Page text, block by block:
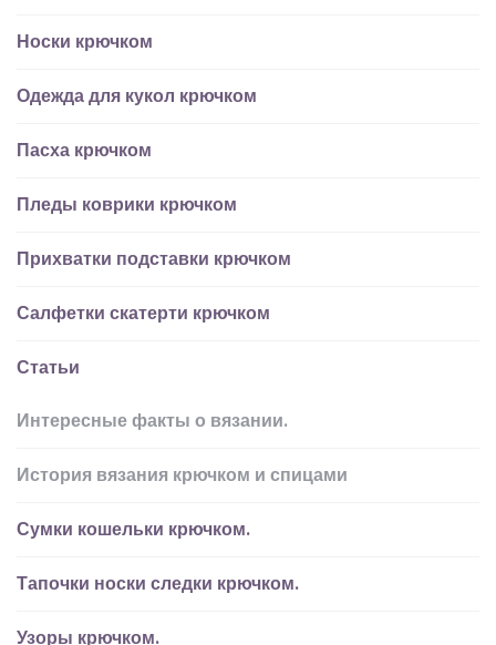
Носки крючком
Одежда для кукол крючком
Пасха крючком
Пледы коврики крючком
Прихватки подставки крючком
Салфетки скатерти крючком
Статьи
Интересные факты о вязании.
История вязания крючком и спицами
Сумки кошельки крючком.
Тапочки носки следки крючком.
Узоры крючком.